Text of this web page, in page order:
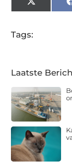
X
(Twitter)
Tags:
Laatste